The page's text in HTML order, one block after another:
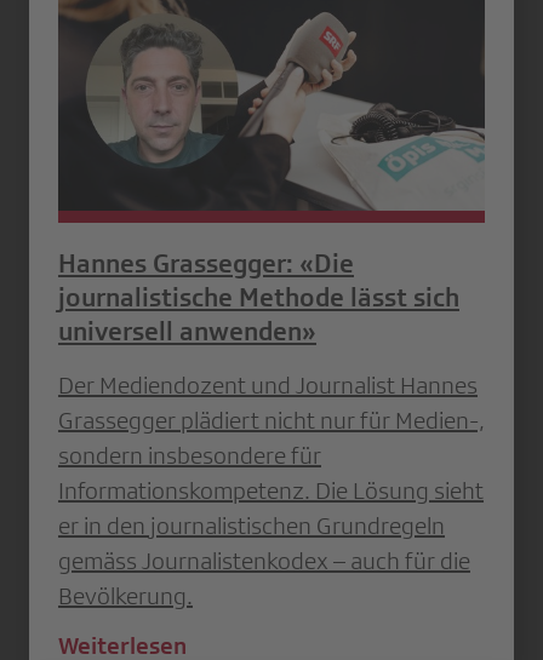
Hannes Grassegger: «Die
journalistische Methode lässt sich
universell anwenden»
Der Mediendozent und Journalist Hannes
Grassegger plädiert nicht nur für Medien-,
sondern insbesondere für
Informationskompetenz. Die Lösung sieht
er in den journalistischen Grundregeln
gemäss Journalistenkodex – auch für die
Bevölkerung.
Weiterlesen